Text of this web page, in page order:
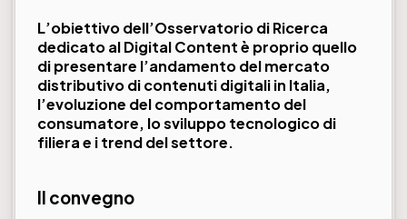
L’obiettivo dell’Osservatorio di Ricerca
dedicato al Digital Content è proprio quello
di presentare l’andamento del mercato
distributivo di contenuti digitali in Italia,
l’evoluzione del comportamento del
consumatore, lo sviluppo tecnologico di
filiera e i trend del settore.
Il convegno